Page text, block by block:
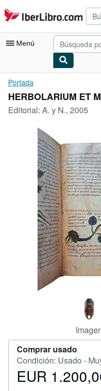
Pasar al contenido
IberLibro.com
Menú
Mi cuenta
Consultar mis pedidos
Búsqueda avanzada
Colecciones
Libros antiguos
Arte y coleccionismo
Vendedores
Comenzar a vender
Portada
HERBOLARIUM ET
Editorial: A. y N., 2005
Comprar usado
Condición: Usado -
Precio
EUR